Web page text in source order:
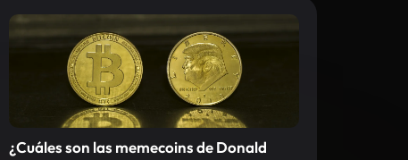
¿Cuáles son las memecoins de Donald